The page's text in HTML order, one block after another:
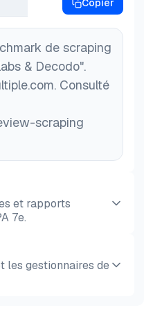
Copier
de scraping
& Decodo".
Consulté
scraping
et rapports
7e.
Copier
les gestionnaires de